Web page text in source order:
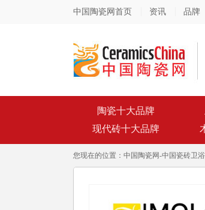
中国陶瓷网首页 资讯 品牌
陶瓷十大品牌
现代砖十大品牌
您现在的位置： 中国陶瓷网-中国瓷砖卫